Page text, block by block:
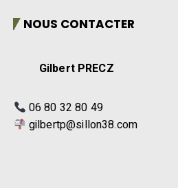
NOUS CONTACTER
Gilbert PRECZ
06 80 32 80 49
gilbertp@sillon38.com